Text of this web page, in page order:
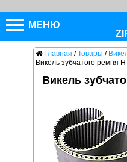
МЕНЮ
Главная / Товары /
Викель зубчатого ремня
Викель